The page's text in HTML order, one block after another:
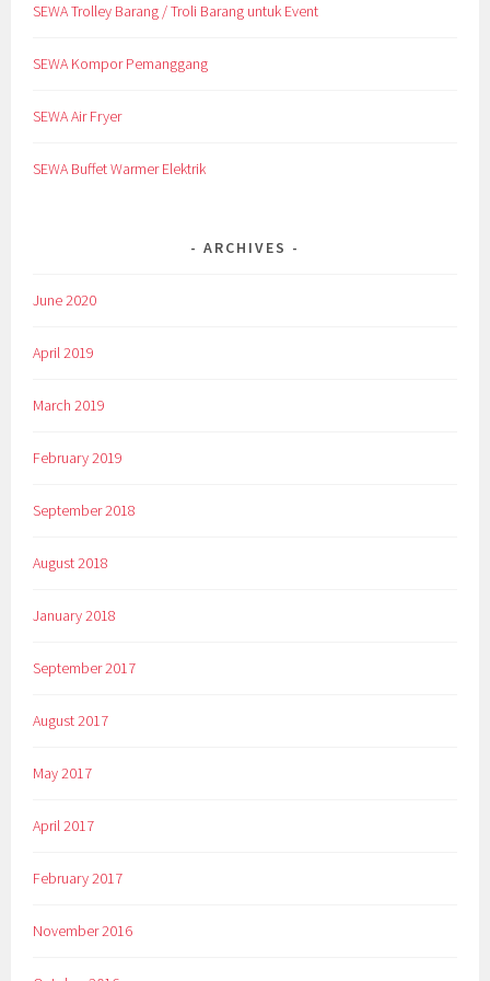
SEWA Trolley Barang / Troli Barang untuk Event
SEWA Kompor Pemanggang
SEWA Air Fryer
SEWA Buffet Warmer Elektrik
ARCHIVES
June 2020
April 2019
March 2019
February 2019
September 2018
August 2018
January 2018
September 2017
August 2017
May 2017
April 2017
February 2017
November 2016